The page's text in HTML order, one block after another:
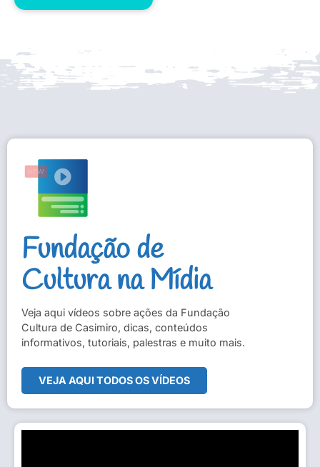
Fundação de
Cultura na Mídia
Veja aqui vídeos sobre ações da Fundação
Cultura de Casimiro, dicas, conteúdos
informativos, tutoriais, palestras e muito mais.
VEJA AQUI TODOS OS VÍDEOS